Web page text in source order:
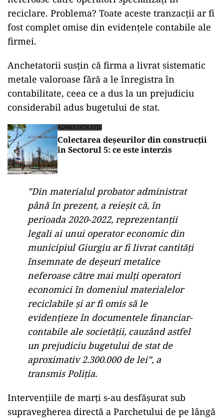
reciclare. Problema? Toate aceste tranzacții ar fi
fost complet omise din evidențele contabile ale
firmei.
Anchetatorii susțin că firma a livrat sistematic
metale valoroase fără a le înregistra în
contabilitate, ceea ce a dus la un prejudiciu
considerabil adus bugetului de stat.
ADMINISTRATIE
Colectarea deșeurilor din construcții
în Sectorul 5: ce este interzis
”Din materialul probator administrat
până în prezent, a reieşit că, în
perioada 2020-2022, reprezentanţii
legali ai unui operator economic din
municipiul Giurgiu ar fi livrat cantităţi
însemnate de deşeuri metalice
neferoase către mai mulţi operatori
economici în domeniul materialelor
reciclabile şi ar fi omis să le
evidenţieze în documentele financiar-
contabile ale societăţii, cauzând astfel
un prejudiciu bugetului de stat de
aproximativ 2.300.000 de lei”, a
transmis Poliţia.
Intervențiile de marți s-au desfășurat sub
supravegherea directă a Parchetului de pe lângă